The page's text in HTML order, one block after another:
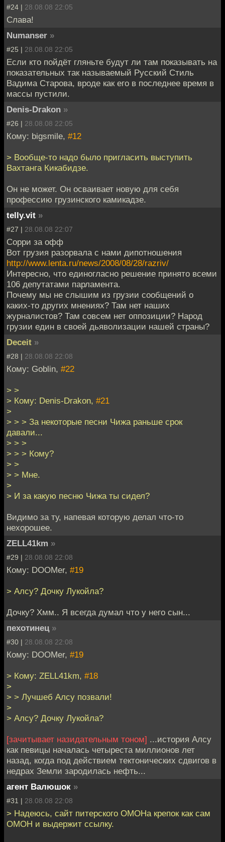
#24 | 28.08.08 22:05
Слава!
Numanser »
#25 | 28.08.08 22:05
Если кто пойдёт гляньте будут ли там показывать на
показательных так называемый Русский Стиль
Вадима Старова, вроде как его в последнее время в
массы пустили.
Denis-Drakon »
#26 | 28.08.08 22:05
Кому: bigsmile, #12
> Вообще-то надо было пригласить выступить
Вахтанга Кикабидзе.
Он не может. Он осваивает новую для себя
профессию грузинского камикадзе.
telly.vit »
#27 | 28.08.08 22:07
Сорри за офф
Вот грузия разорвала с нами дипотношения
http://www.lenta.ru/news/2008/08/28/razriv/
Интересно, что единогласно решение принято всеми
106 депутатами парламента.
Почему мы не слышим из грузии сообщений о
каких-то других мнениях? Там нет наших
журналистов? Там совсем нет оппозиции? Народ
грузии един в своей дьяволизации нашей страны?
Deceit »
#28 | 28.08.08 22:08
Кому: Goblin, #22
> >
> Кому: Denis-Drakon, #21
>
> > > За некоторые песни Чижа раньше срок
давали...
> > >
> > > Кому?
> >
> > Мне.
>
> И за какую песню Чижа ты сидел?
Видимо за ту, напевая которую делал что-то
нехорошее.
ZELL41km »
#29 | 28.08.08 22:08
Кому: DOOMer, #19
> Алсу? Дочку Лукойла?
Дочку? Хмм.. Я всегда думал что у него сын...
пехотинец »
#30 | 28.08.08 22:08
Кому: DOOMer, #19
> Кому: ZELL41km, #18
>
> > Лучшеб Алсу позвали!
>
> Алсу? Дочку Лукойла?
[зачитывает назидательным тоном] ...история Алсу
как певицы началась четыреста миллионов лет
назад, когда под действием тектонических сдвигов в
недрах Земли зародилась нефть...
агент Валюшок »
#31 | 28.08.08 22:08
> Надеюсь, сайт питерского ОМОНа крепок как сам
ОМОН и выдержит ссылку.